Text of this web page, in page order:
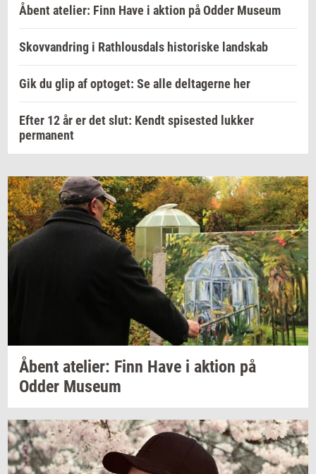
Åbent atelier: Finn Have i aktion på Odder Museum
Skovvandring i Rathlousdals historiske landskab
Gik du glip af optoget: Se alle deltagerne her
Efter 12 år er det slut: Kendt spisested lukker
permanent
Åbent ate­li­er: Finn Have i ak­tion på
Odder Mu­se­um